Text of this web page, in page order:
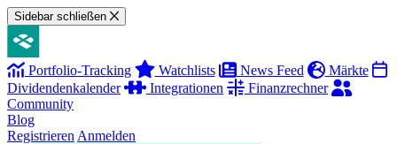
Sidebar schließen
Portfolio-Tracking Watchlists News Feed
Märkte
Dividendenkalender
Integrationen
Finanzrechner
Community
Blog
Registrieren Anmelden